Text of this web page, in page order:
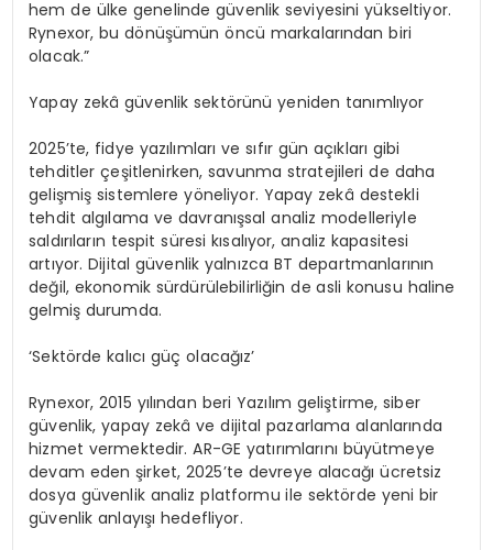
hem de ülke genelinde güvenlik seviyesini yükseltiyor.
Rynexor, bu dönüşümünöncü markalarından biri
olacak.”
Yapay zekâgüvenlik sektörünüyeniden tanımlıyor
2025’te, fidye yazılımlarıvesıfır gün açıkları gibi
tehditlerçeşitlenirken, savunma stratejileri de daha
gelişmişsistemlere yöneliyor. Yapay zekâ destekli
tehdit algılama ve davranışsal analiz modelleriyle
saldırıların tespit süresi kısalıyor, analiz kapasitesi
artıyor. Dijital güvenlik yalnızca BT departmanlarının
değil, ekonomik sürdürülebilirliğin de asli konusu haline
gelmiş durumda.
‘Sektörde kalıcı güçolacağız’
Rynexor, 2015 yılından beri Yazılım geliştirme, siber
güvenlik, yapay zekâve dijital pazarlama alanlarında
hizmet vermektedir. AR-GE yatırımlarını büyütmeye
devam edenşirket, 2025’te devreye alacağıücretsiz
dosya güvenlik analiz platformu ile sektörde yeni bir
güvenlik anlayışıhedefliyor.